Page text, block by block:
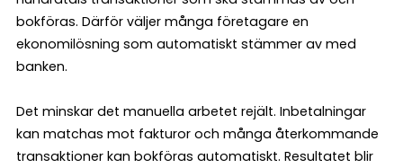
bokföras. Därför väljer många företagare en
ekonomilösning som automatiskt stämmer av med
banken.
Det minskar det manuella arbetet rejält. Inbetalningar
kan matchas mot fakturor och många återkommande
transaktioner kan bokföras automatiskt. Resultatet blir